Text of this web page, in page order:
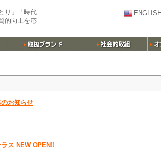
り」「時代
的向上を応
ENGLISH
お知らせ
ス NEW OPEN!!